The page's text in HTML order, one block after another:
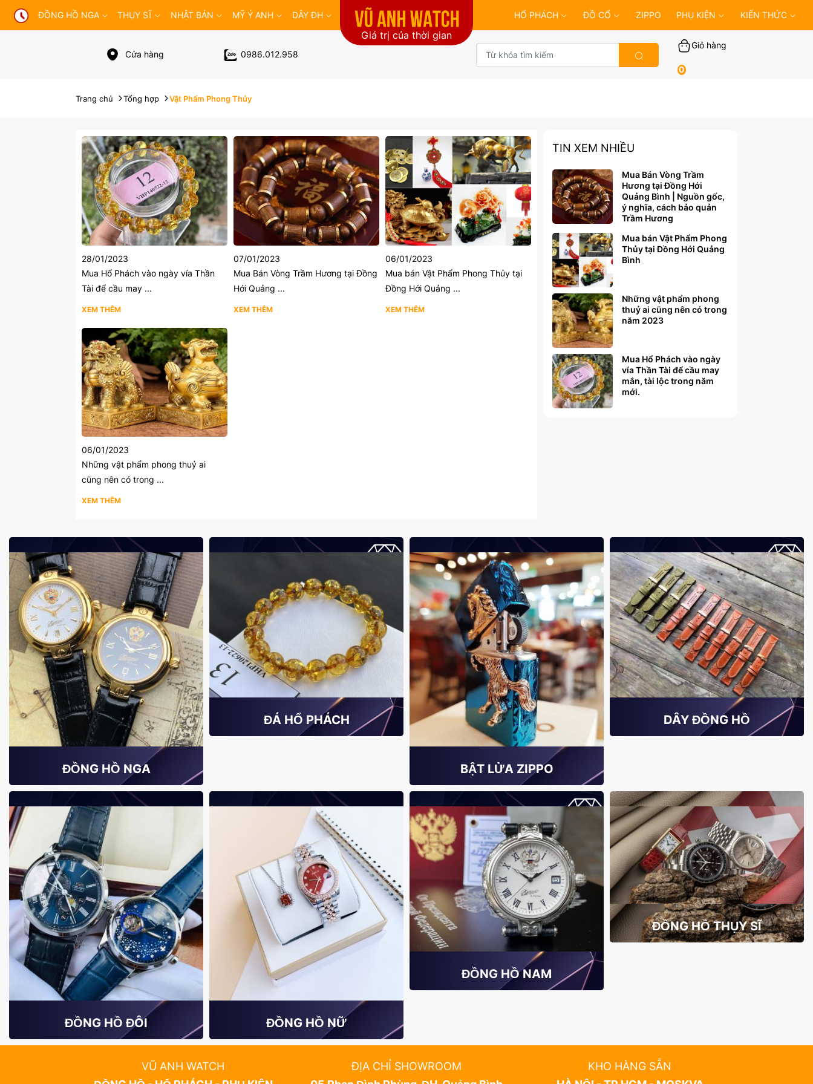
ĐỒNG HỒ NGA THỤY SĨ NHẬT BẢN MỸ Ý ANH DÂY ĐH
Giá trị của thời gian
HỔ PHÁCH ĐỒ CỔ ZIPPO PHỤ KIỆN KIẾN THỨC
Cửa hàng 0986.012.958
Giỏ hàng
0
Trang chủ Tổng hợp Vật Phẩm Phong Thủy
28/01/2023
Mua Hổ Phách vào ngày vía Thần
Tài để cầu may ...
XEM THÊM
07/01/2023
Mua Bán Vòng Trầm Hương tại Đồng
Hới Quảng ...
XEM THÊM
06/01/2023
Mua bán Vật Phẩm Phong Thủy tại
Đồng Hới Quảng ...
XEM THÊM
06/01/2023
Những vật phẩm phong thuỷ ai
cũng nên có trong ...
XEM THÊM
TIN XEM NHIỀU
Mua Bán Vòng Trầm
Hương tại Đồng Hới
Quảng Bình | Nguồn gốc,
ý nghĩa, cách bảo quản
Trầm Hương
Mua bán Vật Phẩm Phong
Thủy tại Đồng Hới Quảng
Bình
Những vật phẩm phong
thuỷ ai cũng nên có trong
năm 2023
Mua Hổ Phách vào ngày
vía Thần Tài để cầu may
mắn, tài lộc trong năm
mới.
ĐỒNG HỒ NGA
ĐÁ HỔ PHÁCH
BẬT LỬA ZIPPO
DÂY ĐỒNG HỒ
ĐỒNG HỒ ĐÔI ĐỒNG HỒ NỮ
ĐỒNG HỒ NAM
ĐỒNG HỒ THỤY SĨ
VŨ ANH WATCH
ĐỊA CHỈ SHOWROOM
KHO HÀNG SẴN